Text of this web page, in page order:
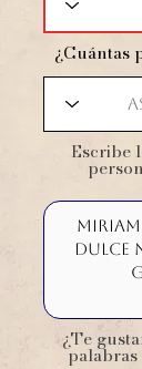
¿Cuántas
​Escribe
¿Te
palabras